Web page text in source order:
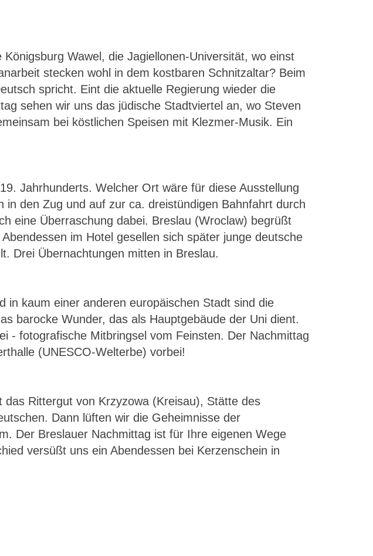
Wawel, die Jagiellonen-Universität, wo einst
stecken wohl in dem kostbaren Schnitzaltar? Beim
spricht. Eint die aktuelle Regierung wieder die
sehen wir uns das jüdische Stadtviertel an, wo Steven
bei köstlichen Speisen mit Klezmer-Musik. Ein
Jahrhunderts. Welcher Ort wäre für diese Ausstellung
in den Zug und auf zur ca. dreistündigen Bahnfahrt durch
eine Überraschung dabei. Breslau (Wroclaw) begrüßt
im Hotel gesellen sich später junge deutsche
Drei Übernachtungen mitten in Breslau.
in kaum einer anderen europäischen Stadt sind die
barocke Wunder, das als Hauptgebäude der Uni dient.
- fotografische Mitbringsel vom Feinsten. Der Nachmittag
(UNESCO-Welterbe) vorbei!
Rittergut von Krzyzowa (Kreisau), Stätte des
Dann lüften wir die Geheimnisse der
Der Breslauer Nachmittag ist für Ihre eigenen Wege
versüßt uns ein Abendessen bei Kerzenschein in